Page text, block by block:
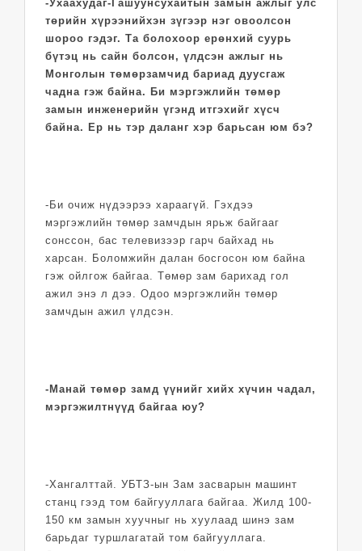
-Ухаахудаг-Гашуун­сухай­­тын замын ажлыг улс
төрийн хүрээнийхэн зүгээр нэг овоолсон
шороо гэдэг. Та болохоор ерөнхий суурь
бүтэц нь сайн болсон, үлдсэн ажлыг нь
Монголын төмөрзамчид бариад дуусгаж
чадна гэж байна. Би мэргэжлийн төмөр
замын инженерийн үгэнд итгэхийг хүсч
байна. Ер нь тэр даланг хэр барьсан юм бэ?
-Би очиж нүдээрээ хараагүй. Гэхдээ
мэргэжлийн төмөр замчдын ярьж байгааг
сонссон, бас телевизээр гарч байхад нь
харсан. Боломжийн далан босгосон юм байна
гэж ойлгож байгаа. Төмөр зам барихад гол
ажил энэ л дээ. Одоо мэргэжлийн төмөр
замчдын ажил үлдсэн.
-Манай төмөр замд үүнийг хийх хүчин чадал,
мэргэжилтнүүд байгаа юу?
-Хангалттай. УБТЗ-ын Зам засварын машинт
станц гээд том байгууллага байгаа. Жилд 100-
150 км замын хуучныг нь хуулаад шинэ зам
барьдаг туршлагатай том байгууллага.